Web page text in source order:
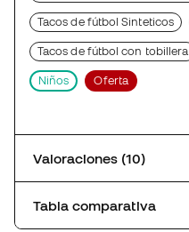
Tacos de fútbol Sinteticos
Tacos de fútbol con tobillera
Niños Oferta
Valoraciones (10)
Tabla comparativa